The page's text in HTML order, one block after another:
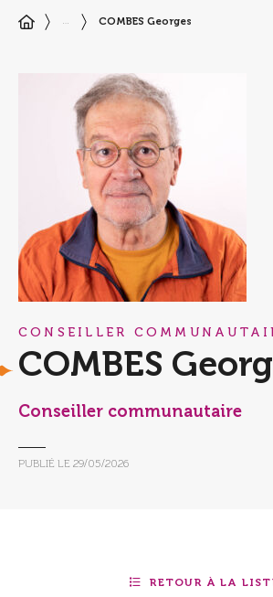
… COMBES Georges
CONSEILLER
COMBES
Conseiller communautaire
PUBLIÉ LE 29/05/2026
RETOUR À LA